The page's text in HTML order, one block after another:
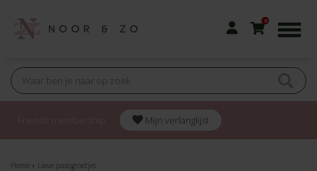
0
Mijn verlanglijst
Home » Lieve paasgroetjes